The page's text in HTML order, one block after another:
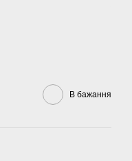
В бажання